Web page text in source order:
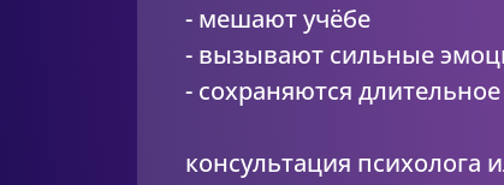
- мешают учёбе
- вызывают сильные
- сохраняются
консультация психолога